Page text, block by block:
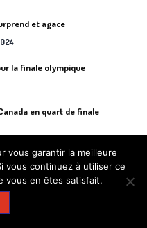
et agace
la finale olympique
en quart de finale
contre le Brésil
vous garantir la meilleure
vous continuez à utiliser ce
vous en êtes satisfait.